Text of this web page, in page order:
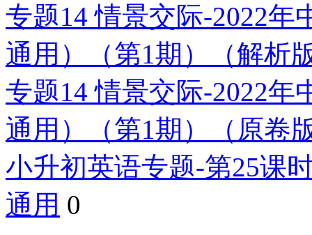
专题14 情景交际-2022年
通用）（第1期）（解析
专题14 情景交际-2022年
通用）（第1期）（原卷
小升初英语专题-第25课
通用 0